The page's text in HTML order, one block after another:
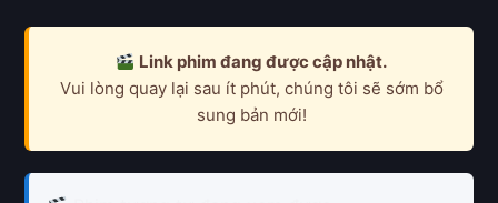
Link phim đang được cập nhật.
Vui lòng quay lại sau ít phút, chúng tôi sẽ sớm bổ
sung bản mới!